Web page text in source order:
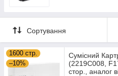
Сортування
1600 стр.
–10%
Сумісний
(2219C008,
стор., аналог